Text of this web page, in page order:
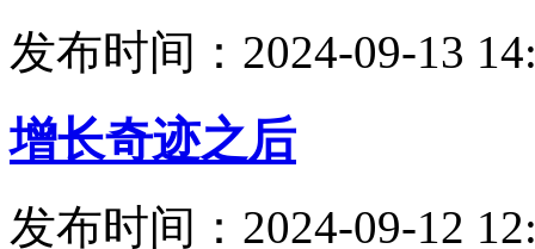
发布时间：2024-09-13
增长奇迹之后
发布时间：2024-09-12